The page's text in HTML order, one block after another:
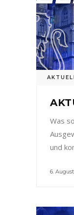
Was
und
6.